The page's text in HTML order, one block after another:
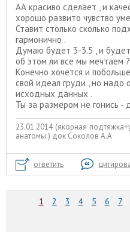
АА красиво сделает , и
хорошо развито чувство
Ставит столько сколько
гармонично .
Думаю будет 3-3.5 , и
об этом ли все мы мечтаем ?
Конечно хочется и
свой идеал груди , но надо
исходных данных .
Ты за размером не гонись -
23.01.2014 (якорная
анатомы ) док Соколов А.А
ответить
1 2 3 4 5 6 7